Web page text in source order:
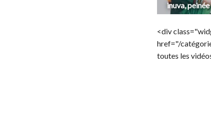
inuva,
<div
href="/
toutes les